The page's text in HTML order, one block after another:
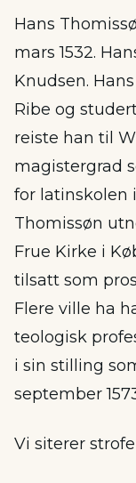
Hans
mars 1532.
Knudsen.
Ribe og
reiste han til
magistergrad
for latinskolen i
Thomissøn
Frue Kirke i
tilsatt som
Flere ville ha
teologisk
i sin stilling
september
Vi siterer